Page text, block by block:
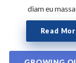
diam eu
Read